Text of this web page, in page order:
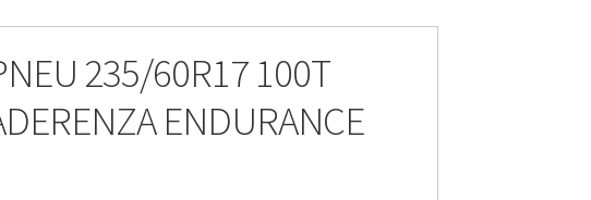
235/60R17 100T
ENDURANCE